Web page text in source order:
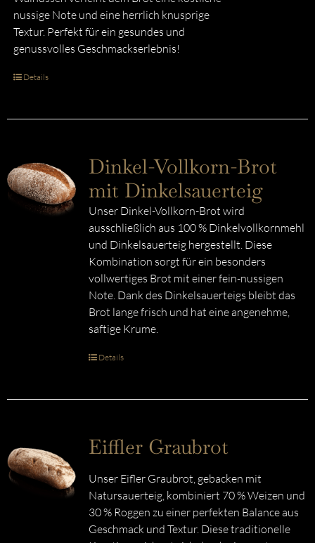
nussige Note und eine herrlich knusprige
Textur. Perfekt für ein gesundes und
genussvolles Geschmackserlebnis!
Details
Dinkel-Vollkorn-Brot
mit Dinkelsauerteig
Unser Dinkel-Vollkorn-Brot wird
ausschließlich aus 100 % Dinkelvollkornmehl
und Dinkelsauerteig hergestellt. Diese
Kombination sorgt für ein besonders
vollwertiges Brot mit einer fein-nussigen
Note. Dank des Dinkelsauerteigs bleibt das
Brot lange frisch und hat eine angenehme,
saftige Krume.
Details
Eiffler Graubrot
Unser Eifler Graubrot, gebacken mit
Natursauerteig, kombiniert 70 % Weizen und
30 % Roggen zu einer perfekten Balance aus
Geschmack und Textur. Diese traditionelle